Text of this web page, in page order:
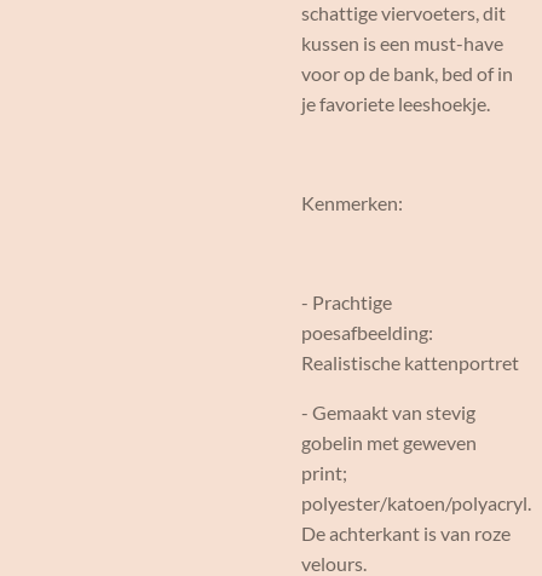
schattige viervoeters, dit
kussen is een must-have
voor op de bank, bed of in
je favoriete leeshoekje.
Kenmerken:
- Prachtige
poesafbeelding:
Realistische kattenportret
- Gemaakt van stevig
gobelin met geweven
print;
polyester/katoen/polyacryl.
De achterkant is van roze
velours.